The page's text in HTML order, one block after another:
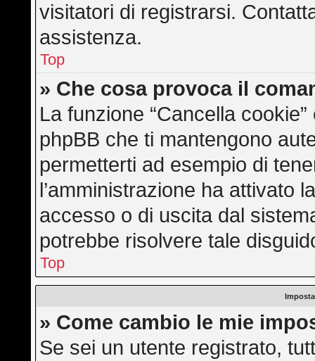
visitatori di registrarsi.
assistenza.
Top
» Che cosa provoca il
La funzione “Cancella
phpBB che ti mantengono
permetterti ad esempio di
l’amministrazione ha attivato
accesso o di uscita dal
potrebbe risolvere tale
Top
» Come cambio le mie
Se sei un utente registrato,